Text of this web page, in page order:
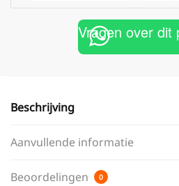
Vragen over dit
Beschrijving
Aanvullende informatie
Beoordelingen 0